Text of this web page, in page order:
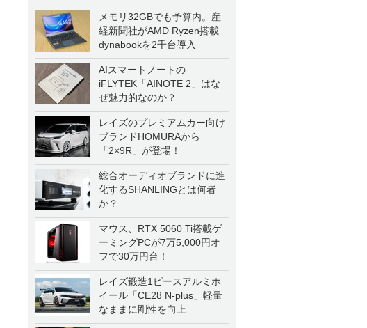
メモリ32GBでも予算内。産
経新聞社がAMD Ryzen搭載
dynabookを2千台導入
AIスマートノートの
iFLYTEK「AINOTE 2」はな
ぜ魅力的なのか？
レイズのプレミアムカー向け
ブランドHOMURAから
「2×9R」が登場！
総合オーディオブランドに進
化するSHANLINGとは何者
か？
マウス、RTX 5060 Ti搭載ゲ
ーミングPCが7万5,000円オ
フで30万円台！
レイズ鍛造1ピースアルミホ
イール「CE28 N-plus」軽量
なままに剛性を向上